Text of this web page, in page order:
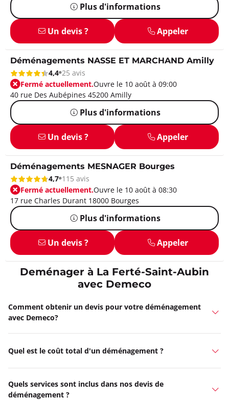
Plus d'informations
Un devis ? Appeler
Déménagements NASSE ET MARCHAND Amilly
4,4 25 avis
Fermé actuellement.Ouvre le 10 août à 09:00
40 rue Des Aubépines 45200 Amilly
Plus d'informations
Un devis ? Appeler
Déménagements MESNAGER Bourges
4,7 115 avis
Fermé actuellement.Ouvre le 10 août à 08:30
17 rue Charles Durant 18000 Bourges
Plus d'informations
Un devis ? Appeler
Deménager à La Ferté-Saint-Aubin
avec Demeco
Comment obtenir un devis pour votre déménagement
avec Demeco?
Quel est le coût total d'un déménagement ?
Quels services sont inclus dans nos devis de
déménagement ?